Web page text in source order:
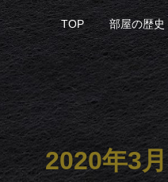
TOP 部屋の歴史
2020年3月